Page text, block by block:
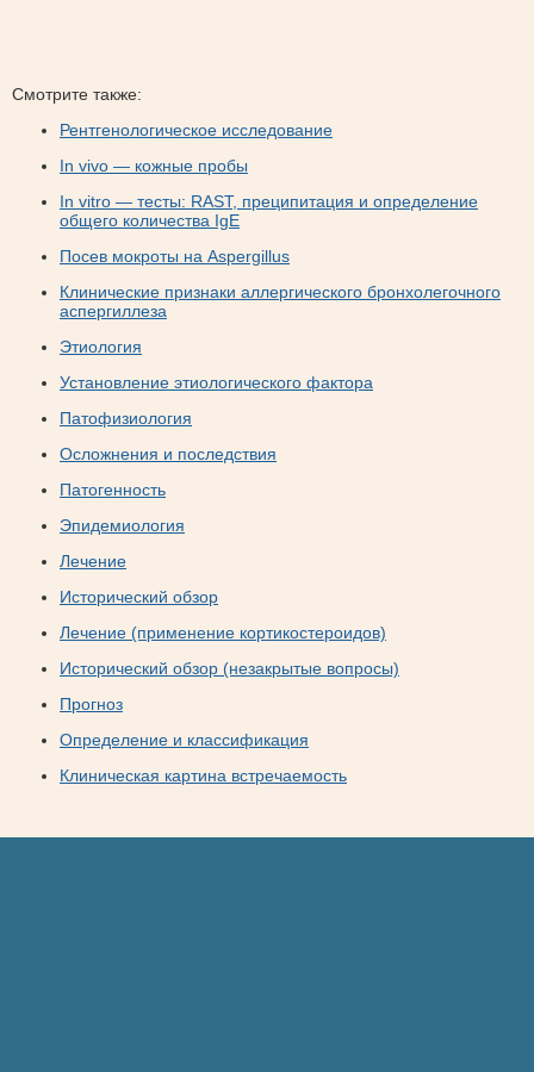
Смотрите также:
Рентгенологическое исследование
In vivo — кожные пробы
In vitro — тесты: RAST, преципитация и определение
общего количества IgE
Посев мокроты на Aspergillus
Клинические признаки аллергического бронхолегочного
аспергиллеза
Этиология
Установление этиологического фактора
Патофизиология
Осложнения и последствия
Патогенность
Эпидемиология
Лечение
Исторический обзор
Лечение (применение кортикостероидов)
Исторический обзор (незакрытые вопросы)
Прогноз
Определение и классификация
Клиническая картина встречаемость